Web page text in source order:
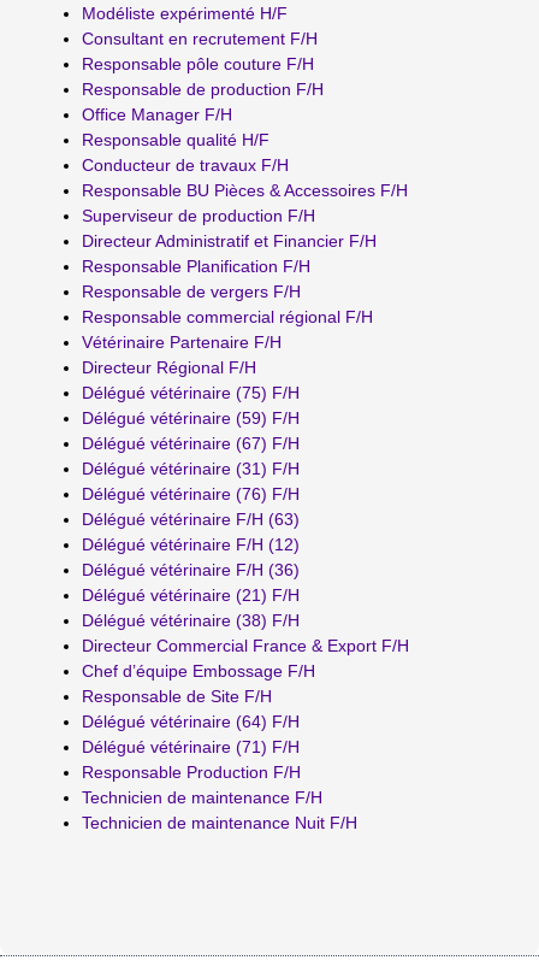
Modéliste expérimenté H/F
Consultant en recrutement F/H
Responsable pôle couture F/H
Responsable de production F/H
Office Manager F/H
Responsable qualité H/F
Conducteur de travaux F/H
Responsable BU Pièces & Accessoires F/H
Superviseur de production F/H
Directeur Administratif et Financier F/H
Responsable Planification F/H
Responsable de vergers F/H
Responsable commercial régional F/H
Vétérinaire Partenaire F/H
Directeur Régional F/H
Délégué vétérinaire (75) F/H
Délégué vétérinaire (59) F/H
Délégué vétérinaire (67) F/H
Délégué vétérinaire (31) F/H
Délégué vétérinaire (76) F/H
Délégué vétérinaire F/H (63)
Délégué vétérinaire F/H (12)
Délégué vétérinaire F/H (36)
Délégué vétérinaire (21) F/H
Délégué vétérinaire (38) F/H
Directeur Commercial France & Export F/H
Chef d’équipe Embossage F/H
Responsable de Site F/H
Délégué vétérinaire (64) F/H
Délégué vétérinaire (71) F/H
Responsable Production F/H
Technicien de maintenance F/H
Technicien de maintenance Nuit F/H